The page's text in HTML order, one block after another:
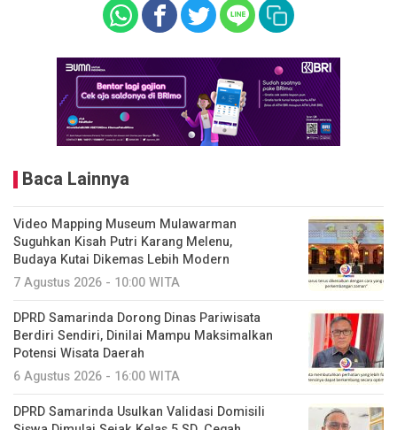
Baca Lainnya
Video Mapping Museum Mulawarman
Suguhkan Kisah Putri Karang Melenu,
Budaya Kutai Dikemas Lebih Modern
7 Agustus 2026 - 10:00 WITA
DPRD Samarinda Dorong Dinas Pariwisata
Berdiri Sendiri, Dinilai Mampu Maksimalkan
Potensi Wisata Daerah
6 Agustus 2026 - 16:00 WITA
DPRD Samarinda Usulkan Validasi Domisili